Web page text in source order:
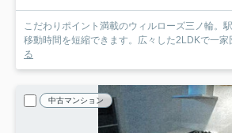
こだわりポイント満載のウィルローズ三ノ輪。
移動時間を短縮できます。広々した2LDKで一家
る
中古マンション